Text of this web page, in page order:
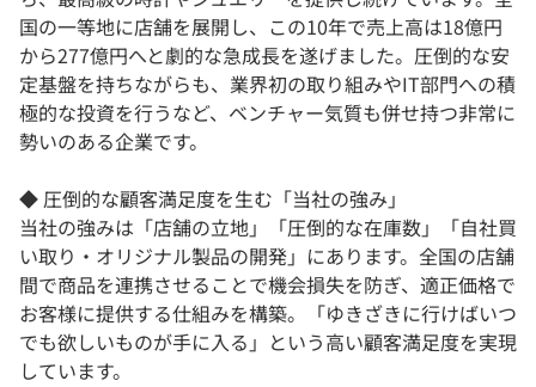
国の一等地に店舗を展開し、この10年で売上高は18億円
から277億円へと劇的な急成長を遂げました。圧倒的な安
定基盤を持ちながらも、業界初の取り組みやIT部門への積
極的な投資を行うなど、ベンチャー気質も併せ持つ非常に
勢いのある企業です。
◆ 圧倒的な顧客満足度を生む「当社の強み」
当社の強みは「店舗の立地」「圧倒的な在庫数」「自社買
い取り・オリジナル製品の開発」にあります。全国の店舗
間で商品を連携させることで機会損失を防ぎ、適正価格で
お客様に提供する仕組みを構築。「ゆきざきに行けばいつ
でも欲しいものが手に入る」という高い顧客満足度を実現
しています。